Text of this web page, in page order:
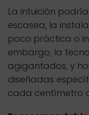
La intuición
escasea, la
poco práctica o
embargo, la
agigantados, y
diseñadas
cada centímetro